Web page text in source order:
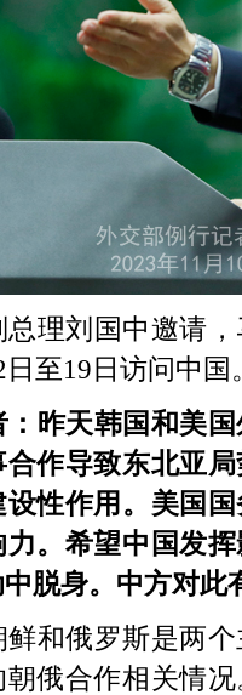
总理刘国中邀请
至19日访问中国
：昨天韩国和美
作导致东北亚
设性作用。美国
。希望中国发
脱身。中方对此
鲜和俄罗斯是两
俄合作相关情